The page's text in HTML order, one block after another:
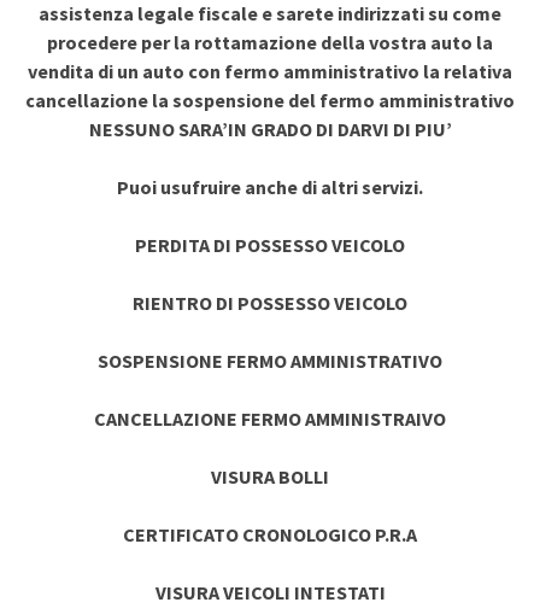
assistenza legale fiscale e sarete indirizzati su come
procedere per la rottamazione della vostra auto la
vendita di un auto con fermo amministrativo la relativa
cancellazione la sospensione del fermo amministrativo
NESSUNO SARA’IN GRADO DI DARVI DI PIU’
Puoi usufruire anche di altri servizi.
PERDITA DI POSSESSO VEICOLO
RIENTRO DI POSSESSO VEICOLO
SOSPENSIONE FERMO AMMINISTRATIVO
CANCELLAZIONE FERMO AMMINISTRAIVO
VISURA BOLLI
CERTIFICATO CRONOLOGICO P.R.A
VISURA VEICOLI INTESTATI